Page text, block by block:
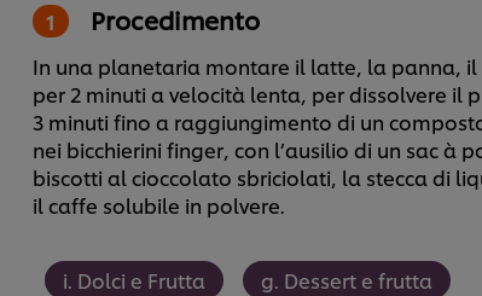
Procedimento
In una planetaria montare il latte, la panna, il
per 2 minuti a velocità lenta, per dissolvere
3 minuti fino a raggiungimento di un
nei bicchierini finger, con l’ausilio di un sac à
biscotti al cioccolato sbriciolati, la stecca di
il caffe solubile in polvere.
i. Dolci e Frutta g. Dessert e frutta